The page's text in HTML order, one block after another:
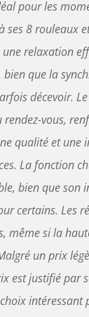
avec
zones de
Bas et Dos
options. La
massage
d'appliquer
la zone
une
Massage
Vibration -
de
réglable, le
le bas du
pour vous
pression et
d'intensité
peut
pour les
ses 8 rouleaux
relaxation
bien que la
décevoir.
rendez-vous,
qualité et une
La fonction
bien que son
certains. Les
même si la
un prix
est justifié par
choix intéressant